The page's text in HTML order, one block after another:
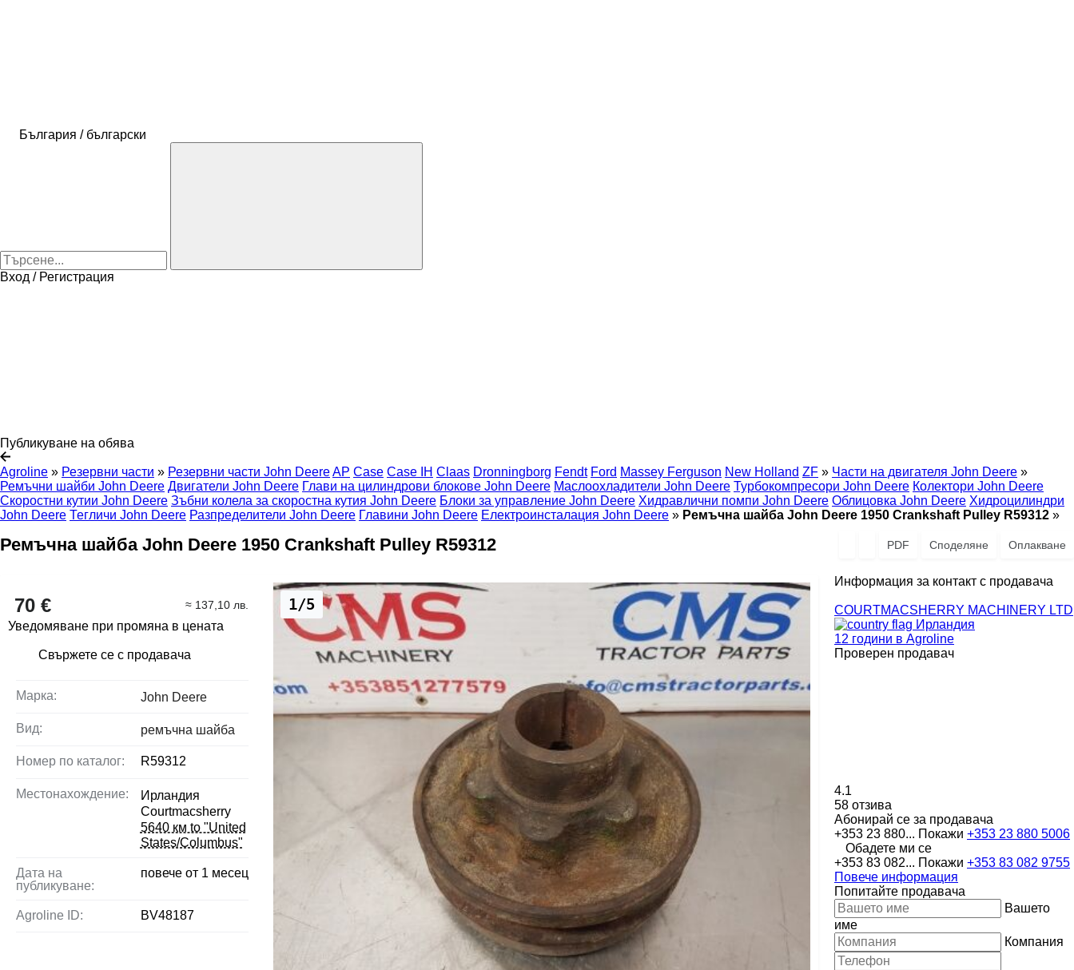
България / български
Вход / Регистрация
Публикуване на обява
Agroline » Резервни части » Резервни части John DeereAP Case Case IH Claas Dronningborg Fendt Ford Massey Ferguson New Holland ZF » Части на двигателя John Deere »
Ремъчни шайби John Deere Двигатели John Deere Глави на цилиндрови блокове John Deere Маслоохладители John Deere Турбокомпресори John Deere Колектори John Deere
Скоростни кутии John Deere Зъбни колела за скоростна кутия John Deere Блоки за управление John Deere Хидравлични помпи John Deere Облицовка John Deere Хидроцилиндри
John Deere Тегличи John Deere Разпределители John Deere Главини John Deere Електроинсталация John Deere » Ремъчна шайба John Deere 1950 Crankshaft Pulley R59312 »
Ремъчна шайба John Deere 1950 Crankshaft Pulley R59312 PDF Споделяне Оплакване
1/5
70 € ≈ 137,10 лв.
Уведомяване при промяна в цената
Свържете се с продавача
Марка: John Deere
Вид: ремъчна шайба
Номер по каталог: R59312
Местонахождение:
Ирландия
Courtmacsherry
5640 км to "United
States/Columbus"
Дата на
публикуване:
повече от 1 месец
Agroline ID: BV48187
Информация за контакт с продавача
COURTMACSHERRY MACHINERY LTD
Ирландия
12 години в Agroline
Проверен продавач
4.1
58 отзива
Абонирай се за продавача
+353 23 880... Покажи +353 23 880 5006
Обадете ми се
+353 83 082... Покажи +353 83 082 9755
Повече информация
Попитайте продавача
Вашето
име
Компания